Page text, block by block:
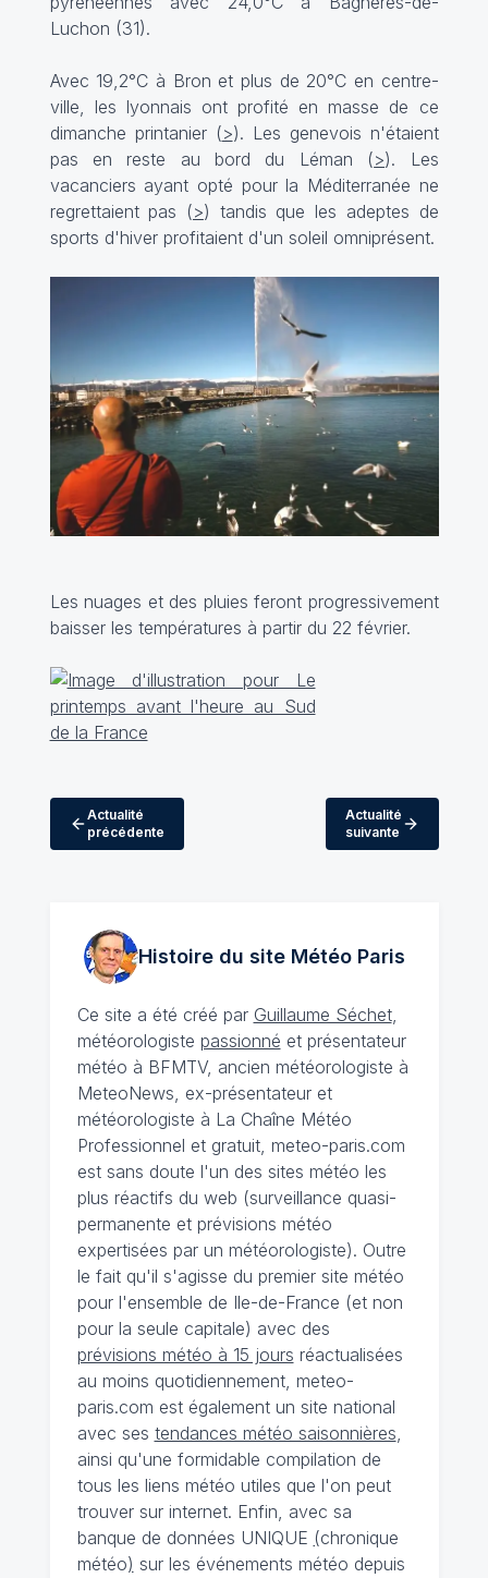
Luchon (31).
Avec 19,2°C à Bron et plus de 20°C en centre-
ville, les lyonnais ont profité en masse de ce
dimanche printanier (>). Les genevois n'étaient
pas en reste au bord du Léman (>). Les
vacanciers ayant opté pour la Méditerranée ne
regrettaient pas (>) tandis que les adeptes de
sports d'hiver profitaient d'un soleil omniprésent.
Les nuages et des pluies feront progressivement
baisser les températures à partir du 22 février.
Actualité
précédente
Actualité
suivante
Histoire du site MétéoParis
Ce site a été créé par Guillaume Séchet,
météorologiste passionné et présentateur
météo à BFMTV, ancien météorologiste à
MeteoNews, ex-présentateur et
météorologiste à La Chaîne Météo
Professionnel et gratuit, meteo-paris.com
est sans doute l'un des sites météo les
plus réactifs du web (surveillance quasi-
permanente et prévisions météo
expertisées par un météorologiste). Outre
le fait qu'il s'agisse du premier site météo
pour l'ensemble de Ile-de-France (et non
pour la seule capitale) avec des
prévisions météo à 15 jours réactualisées
au moins quotidiennement, meteo-
paris.com est également un site national
avec ses tendances météo saisonnières,
ainsi qu'une formidable compilation de
tous les liens météo utiles que l'on peut
trouver sur internet. Enfin, avec sa
banque de données UNIQUE (chronique
météo) sur les événements météo depuis